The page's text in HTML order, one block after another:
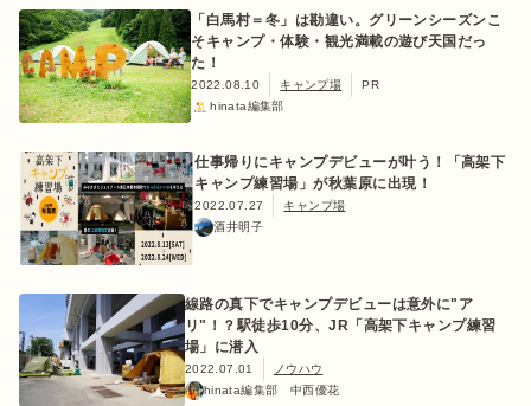
「白馬村＝冬」は勘違い。グリーンシーズンこ
そキャンプ・体験・観光満載の遊び天国だっ
た！
2022.08.10 キャンプ場
PR
hinata編集部
仕事帰りにキャンプデビューが叶う！「高架下
キャンプ練習場」が秋葉原に出現！
2022.07.27
キャンプ場
酒井明子
線路の真下でキャンプデビューは意外に"ア
リ"！？駅徒歩10分、JR「高架下キャンプ練習
場」に潜入
2022.07.01
ノウハウ
hinata編集部 中西優花